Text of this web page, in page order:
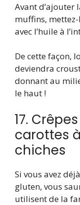
Avant d’ajouter
muffins,
avec l’huile à
De cette façon,
deviendra
donnant au
le haut !
17.
carottes
chiches
Si vous avez
gluten, vous
utilisent de la